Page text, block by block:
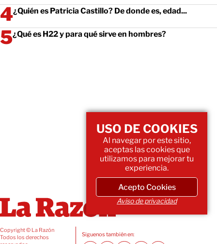
¿Quién es Patricia Castillo? De donde es, edad...
¿Qué es H22 y para qué sirve en hombres?
Copyright © La Razón
Todos los derechos
Siguenos también en:
USO DE COOKIES
Al navegar por este sitio,
aceptas las cookies que
utilizamos para mejorar tu
experiencia.
Acepto Cookies
Aviso de privacidad